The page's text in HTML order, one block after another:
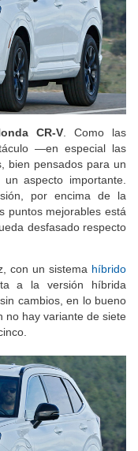
CR-V . Como las
—en especial las
bien pensados para un
aspecto importante.
por encima de la
puntos mejorables está
desfasado respecto
con un sistema híbrido
a la versión híbrida
cambios, en lo bueno
no hay variante de siete